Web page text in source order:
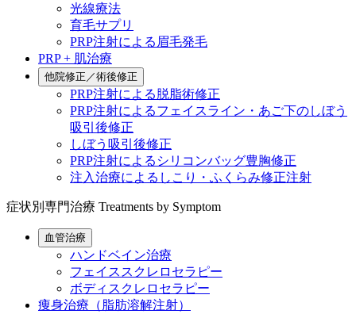
光線療法
育毛サプリ
PRP注射による眉毛発毛
PRP + 肌治療
他院修正／術後修正
PRP注射による脱脂術修正
PRP注射によるフェイスライン・あご下のしぼう
吸引後修正
しぼう吸引後修正
PRP注射によるシリコンバッグ豊胸修正
注入治療によるしこり・ふくらみ修正注射
症状別専門治療 Treatments by Symptom
血管治療
ハンドベイン治療
フェイススクレロセラピー
ボディスクレロセラピー
痩身治療（脂肪溶解注射）